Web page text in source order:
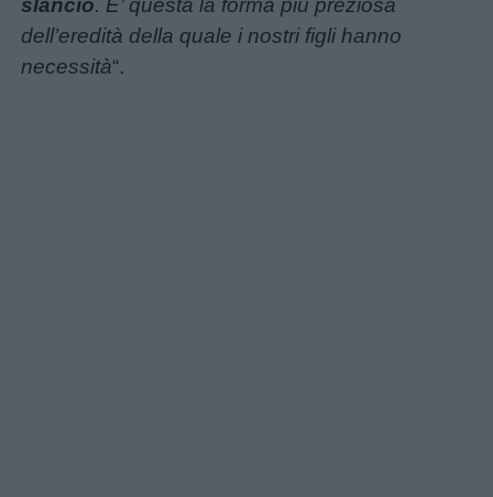
utili
slancio. E’ questa la forma più preziosa
dell’eredità della quale i nostri figli hanno
necessità“.